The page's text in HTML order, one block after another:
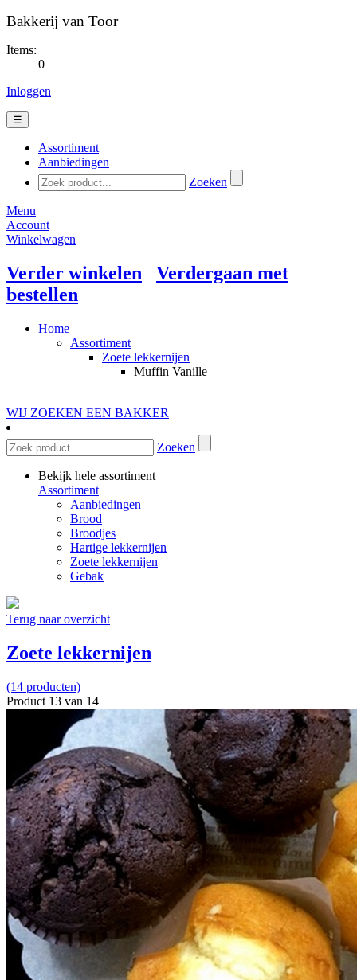
Bakkerij van Toor
Items:
0
Inloggen
☰
Assortiment
Aanbiedingen
Zoeken
Menu
Account
Winkelwagen
Verder winkelen
Verdergaan met
bestellen
Home
Assortiment
Zoete lekkernijen
Muffin Vanille
WIJ ZOEKEN EEN BAKKER
Zoeken
Bekijk hele assortiment
Assortiment
Aanbiedingen
Brood
Broodjes
Hartige lekkernijen
Zoete lekkernijen
Gebak
Terug naar overzicht
Zoete lekkernijen
(14 producten)
Product 13 van 14